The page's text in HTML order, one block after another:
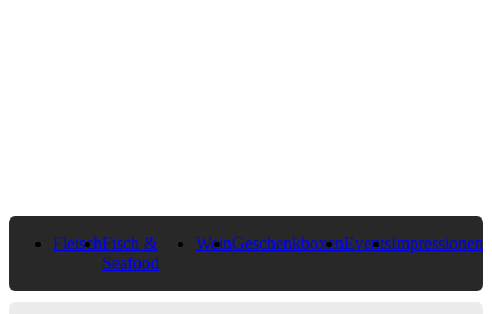
FleischFisch &
Seafood
WeinGeschenkboxenEventsImpressionen